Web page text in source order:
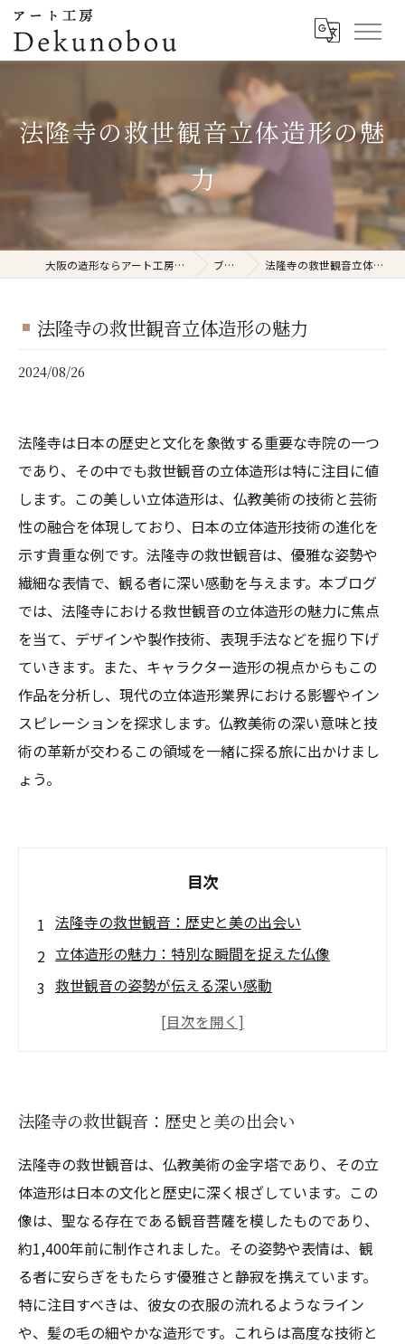
法隆寺の救世観音立体造形の魅
力
大阪の造形ならアート工房Dekunobou ブログ 法隆寺の救世観音立体造形の魅力
法隆寺の救世観音立体造形の魅力
2024/08/26
法隆寺は日本の歴史と文化を象徴する重要な寺院の一つ
であり、その中でも救世観音の立体造形は特に注目に値
します。この美しい立体造形は、仏教美術の技術と芸術
性の融合を体現しており、日本の立体造形技術の進化を
示す貴重な例です。法隆寺の救世観音は、優雅な姿勢や
繊細な表情で、観る者に深い感動を与えます。本ブログ
では、法隆寺における救世観音の立体造形の魅力に焦点
を当て、デザインや製作技術、表現手法などを掘り下げ
ていきます。また、キャラクター造形の視点からもこの
作品を分析し、現代の立体造形業界における影響やイン
スピレーションを探求します。仏教美術の深い意味と技
術の革新が交わるこの領域を一緒に探る旅に出かけまし
ょう。
目次
法隆寺の救世観音：歴史と美の出会い
立体造形の魅力：特別な瞬間を捉えた仏像
救世観音の姿勢が伝える深い感動
仏教美術の革新：法隆寺の立体造形技術
ション
法隆寺の救世観音：歴史と美の出会い
法隆寺の救世観音は、仏教美術の金字塔であり、その立
体造形は日本の文化と歴史に深く根ざしています。この
像は、聖なる存在である観音菩薩を模したものであり、
約1,400年前に制作されました。その姿勢や表情は、観
る者に安らぎをもたらす優雅さと静寂を携えています。
特に注目すべきは、彼女の衣服の流れるようなライン
や、髪の毛の細やかな造形です。これらは高度な技術と